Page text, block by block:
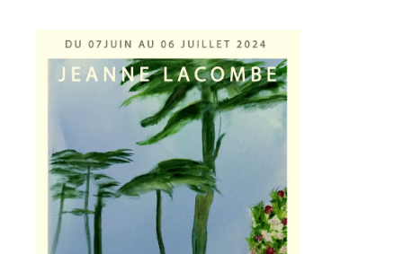
J'accepte lestermes et conditions
* Champ obligatoire